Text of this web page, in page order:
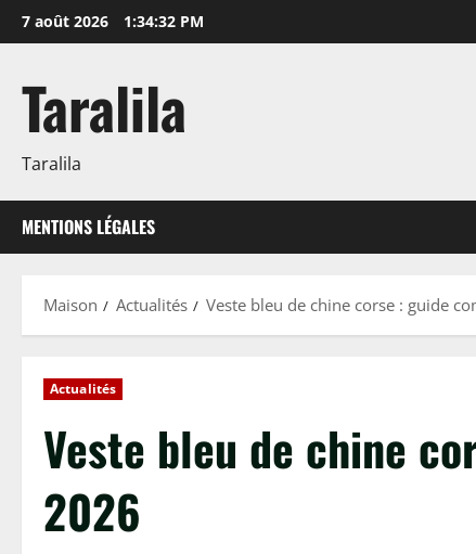
Passer
au
7 août 2026 1:34:33 PM
Taralila
Taralila
MENTIONS LÉGALES
Maison Actualités Veste bleu de chine corse : guide
Actualités
Veste bleu de chine
2026